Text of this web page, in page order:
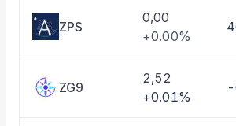
ZPS
0,00
+0.00%
ZG9
2,52
+0.01%